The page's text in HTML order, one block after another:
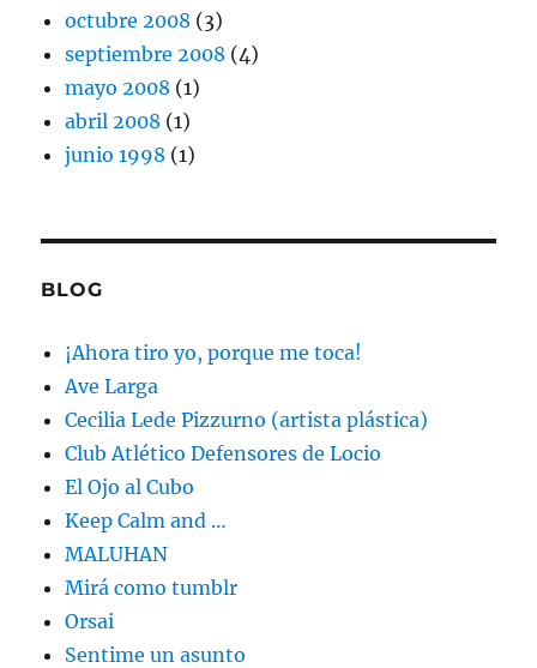
octubre 2008 (3)
septiembre 2008 (4)
mayo 2008 (1)
abril 2008 (1)
junio 1998 (1)
BLOG
¡Ahora tiro yo, porque me toca!
Ave Larga
Cecilia Lede Pizzurno (artista plástica)
Club Atlético Defensores de Locio
El Ojo al Cubo
Keep Calm and …
MALUHAN
Mirá como tumblr
Orsai
Sentime un asunto